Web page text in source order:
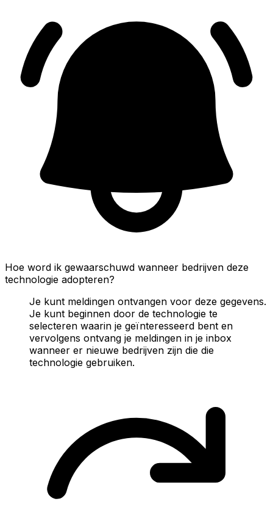
Hoe word ik gewaarschuwd wanneer bedrijven deze
technologie adopteren?
Je kunt meldingen ontvangen voor deze gegevens.
Je kunt beginnen door de technologie te
selecteren waarin je geïnteresseerd bent en
vervolgens ontvang je meldingen in je inbox
wanneer er nieuwe bedrijven zijn die die
technologie gebruiken.